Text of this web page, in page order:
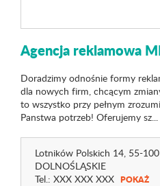
Agencja reklamowa
Doradzimy odnośnie formy
dla nowych firm, chcącym
to wszystko przy pełnym
Panstwa potrzeb! Oferujemy sz...
Lotników Polskich 14, 55-
DOLNOŚLĄSKIE
Tel.: XXX XXX XXX POKAŻ